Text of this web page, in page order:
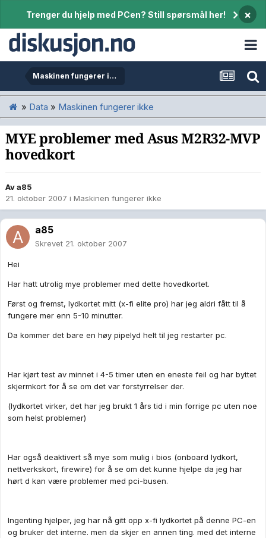
Trenger du hjelp med PCen? Still spørsmål her! ×
Maskinen fungerer ikke
» Data » Maskinen fungerer ikke
MYE problemer med Asus M2R32-MVP
hovedkort
Ava85
21. oktober 2007 i Maskinen fungerer ikke
a85
Skrevet 21. oktober 2007
Hei
Har hatt utrolig mye problemer med dette hovedkortet.
Først og fremst, lydkortet mitt (x-fi elite pro) har jeg aldri fått til å
fungere mer enn 5-10 minutter.
Da kommer det bare en høy pipelyd helt til jeg restarter pc.
Har kjørt test av minnet i 4-5 timer uten en eneste feil og har byttet
skjermkort for å se om det var forstyrrelser der.
(lydkortet virker, det har jeg brukt 1 års tid i min forrige pc uten noe
som helst problemer)
Har også deaktivert så mye som mulig i bios (onboard lydkort,
nettverkskort, firewire) for å se om det kunne hjelpe da jeg har
hørt d kan være problemer med pci-busen.
Ingenting hjelper, jeg har nå gitt opp x-fi lydkortet på denne PC-en
og bruker det interne. men da skjer en annen ting. med det interne